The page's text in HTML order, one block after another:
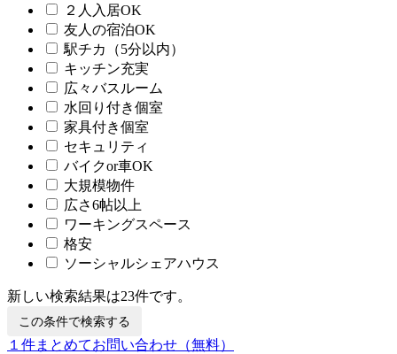
２人入居OK
友人の宿泊OK
駅チカ（5分以内）
キッチン充実
広々バスルーム
水回り付き個室
家具付き個室
セキュリティ
バイクor車OK
大規模物件
広さ6帖以上
ワーキングスペース
格安
ソーシャルシェアハウス
新しい検索結果は23件です。
この条件で検索する
１ 件まとめてお問い合わせ （無料）